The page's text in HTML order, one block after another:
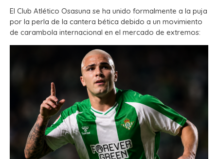
El Club Atlético Osasuna se ha unido formalmente a la puja
por la perla de la cantera bética debido a un movimiento
de carambola internacional en el mercado de extremos: